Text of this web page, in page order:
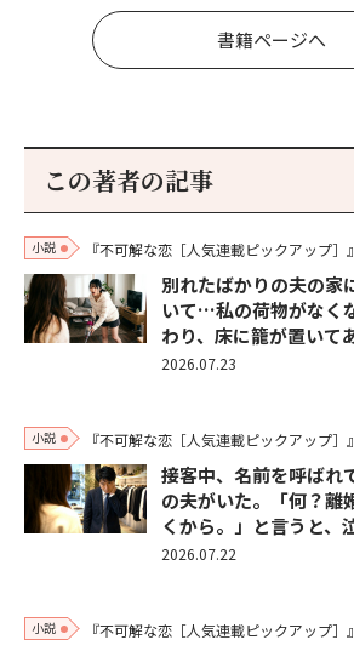
書籍ページへ
この著者の記事
小説 『不可解な恋［人気連載ピックアップ］』
別れたばかりの夫の家
いて…私の荷物がなく
わり、床に籠が置いて
2026.07.23
小説 『不可解な恋［人気連載ピックアップ］』
接客中、名前を呼ばれ
の夫がいた。「何？離
くから。」と言うと
2026.07.22
小説 『不可解な恋［人気連載ピックアップ］』